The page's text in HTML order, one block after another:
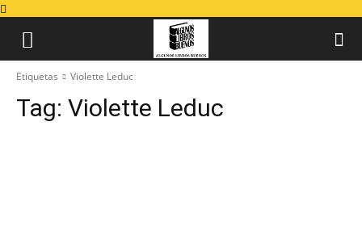
Etiquetas Violette Leduc
Tag: Violette Leduc